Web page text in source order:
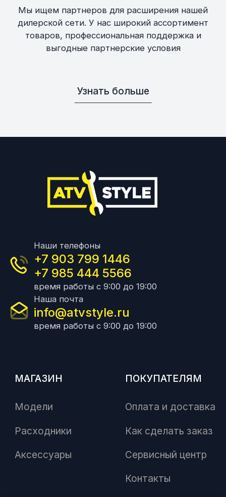
Мы ищем партнеров для расширения нашей
дилерской сети. У нас широкий ассортимент
товаров, профессиональная поддержка и
выгодные партнерские условия
Узнать больше
Наши телефоны
+7 903 799 1446
+7 985 444 5566
время работы с 9:00 до 19:00
Наша почта
info@atvstyle.ru
время работы с 9:00 до 19:00
МАГАЗИН
Модели
Расходники
Аксессуары
ПОКУПАТЕЛЯМ
Оплата и доставка
Как сделать заказ
Сервисный центр
Контакты